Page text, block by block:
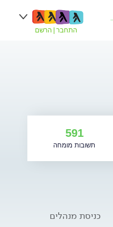
התחבר הרשם
591
תשובות מומחה
כניסת מנהלים